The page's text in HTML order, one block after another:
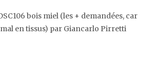
bois miel (les + demandées, car
en tissus) par Giancarlo Pirretti